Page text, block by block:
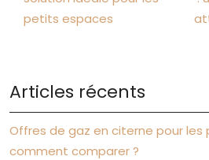
petits espaces
Articles récents
Offres de gaz en citerne pour les
comment comparer ?